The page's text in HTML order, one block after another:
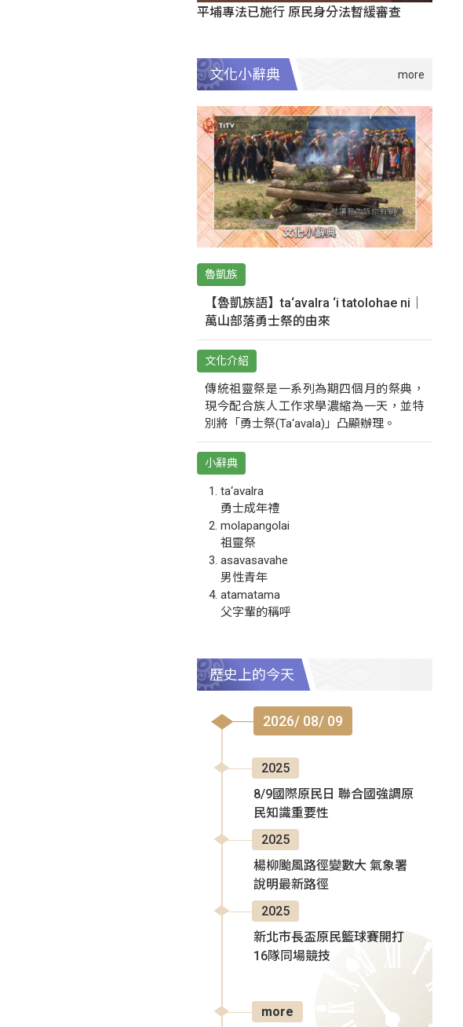
平埔專法已施行 原民身分法暫緩審查
文化小辭典
魯凱族
【魯凱族語】ta‘avalra ‘i tatolohae ni｜
萬山部落勇士祭的由來
文化介紹
傳統祖靈祭是一系列為期四個月的祭典，
現今配合族人工作求學濃縮為一天，並特
別將「勇士祭(Ta‘avala)」凸顯辦理。
小辭典
ta‘avalra
勇士成年禮
molapangolai
祖靈祭
asavasavahe
男性青年
atamatama
父字輩的稱呼
歷史上的今天
2026/ 08/ 09
2025
8/9國際原民日 聯合國強調原
民知識重要性
2025
楊柳颱風路徑變數大 氣象署
說明最新路徑
2025
新北市長盃原民籃球賽開打
16隊同場競技
more